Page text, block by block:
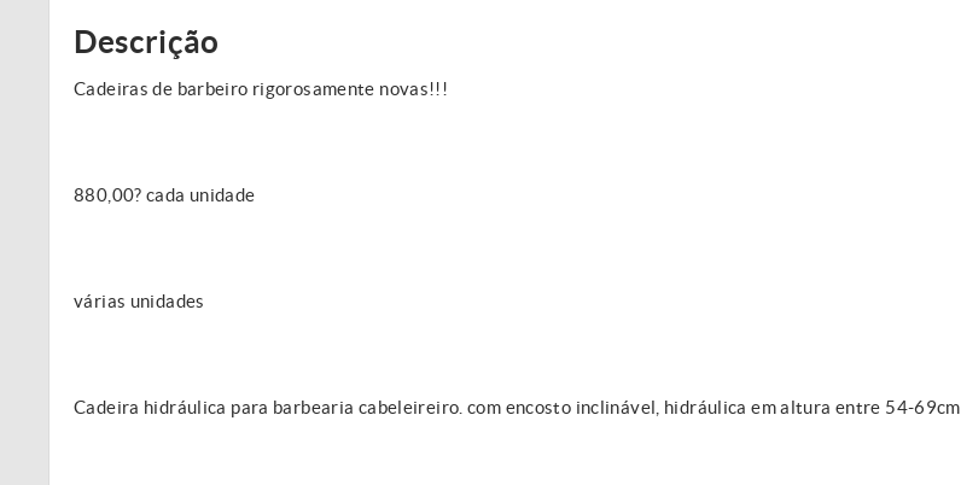
Descrição
Cadeiras de barbeiro rigorosamente novas!!!
880,00? cada unidade
várias unidades
Cadeira hidráulica para barbearia cabeleireiro. com encosto inclinável, hidráulica em altura entre 54-69cm.